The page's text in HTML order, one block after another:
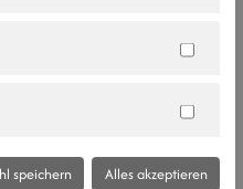
speichern Alles akzeptieren